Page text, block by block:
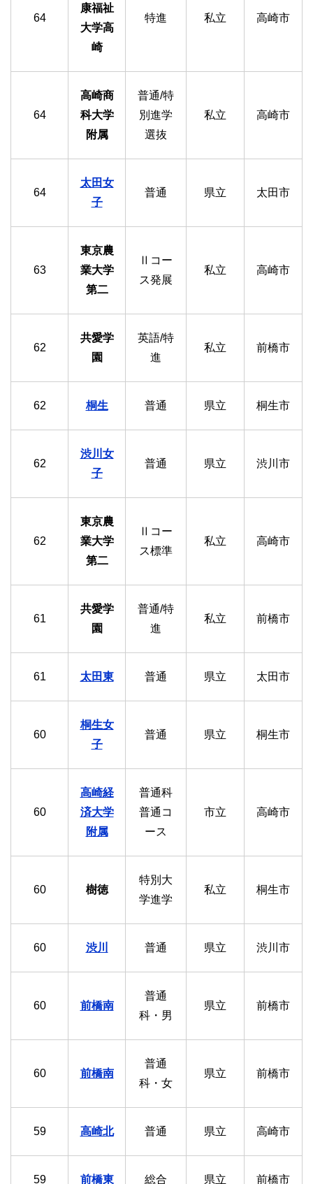
64
康福祉
大学高
崎
特進 私立 高崎市
64
高崎商
科大学
附属
普通/特
別進学
選抜
私立 高崎市
64
太田女
子
普通 県立 太田市
63
東京農
業大学
第二
Ⅱコー
ス発展
私立 高崎市
62
共愛学
園
英語/特
進
私立 前橋市
62 桐生 普通 県立 桐生市
62
渋川女
子
普通 県立 渋川市
62
東京農
業大学
第二
Ⅱコー
ス標準
私立 高崎市
61
共愛学
園
普通/特
進
私立 前橋市
61 太田東 普通 県立 太田市
60
桐生女
子
普通 県立 桐生市
60
高崎経
済大学
附属
普通科
普通コ
ース
市立 高崎市
60 樹徳
特別大
学進学
私立 桐生市
60 渋川 普通 県立 渋川市
60 前橋南
普通
科・男
県立 前橋市
60 前橋南
普通
科・女
県立 前橋市
59 高崎北 普通 県立 高崎市
59 前橋東 総合 県立 前橋市